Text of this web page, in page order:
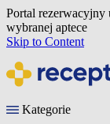
Portal
wybranej aptece
Skip to Content
Kategorie